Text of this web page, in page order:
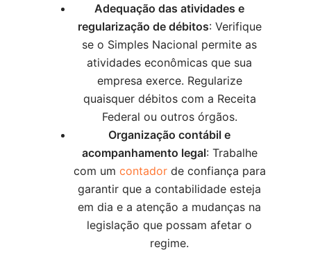
Adequação das atividades e
regularização de débitos: Verifique
se o Simples Nacional permite as
atividades econômicas que sua
empresa exerce. Regularize
quaisquer débitos com a Receita
Federal ou outros órgãos.
Organização contábil e
acompanhamento legal: Trabalhe
com um contadorde confiança para
garantir que a contabilidade esteja
em dia e a atenção a mudanças na
legislação que possam afetar o
regime.